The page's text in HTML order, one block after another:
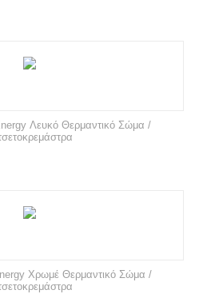
Λευκό Θερμαντικό Σώμα /
Χρωμέ Θερμαντικό Σώμα /